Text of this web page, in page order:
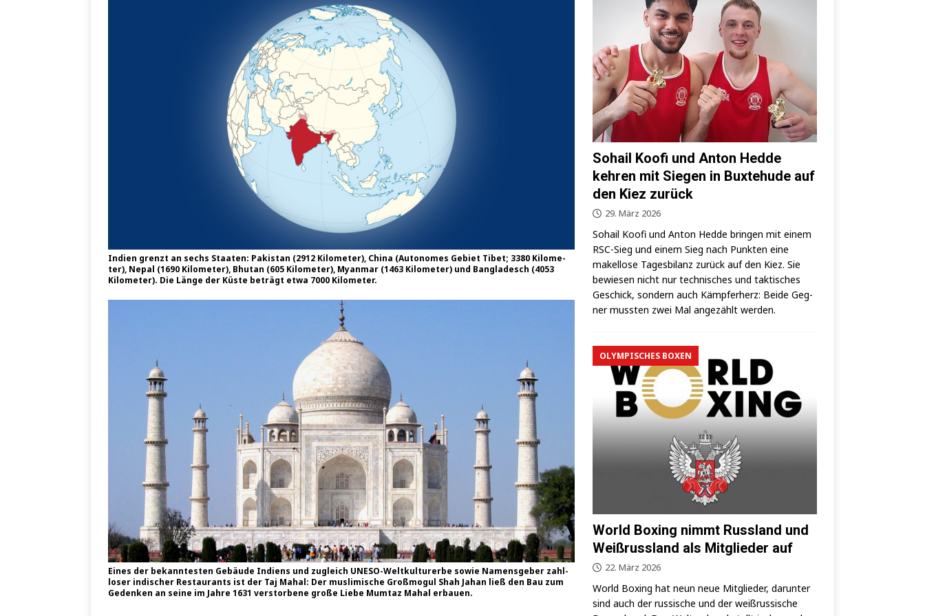
Indi­en grenzt an sechs Staa­ten: Paki­stan (2912 Kilo­me­ter), Chi­na (Auto­no­mes Gebiet Tibet; 3380 Kilo­me­
ter), Nepal (1690 Kilo­me­ter), Bhu­tan (605 Kilo­me­ter), Myan­mar (1463 Kilo­me­ter) und Ban­gla­desch (4053
Kilo­me­ter). Die Län­ge der Küs­te beträgt etwa 7000 Kilometer.
Eines der bekann­tes­ten Gebäu­de Indi­ens und zugleich UNESO-Welt­kul­tur­er­be sowie Namens­ge­ber zahl­
lo­ser indi­scher Restau­rants ist der Taj Mahal: Der mus­li­mi­sche Groß­mo­gul Shah Jahan ließ den Bau zum
Geden­ken an sei­ne im Jah­re 1631 ver­stor­be­ne gro­ße Lie­be Mum­taz Mahal erbauen.
Sohail Koofi und Anton Hedde
kehren mit Siegen in Buxtehude auf
den Kiez zurück
29. März 2026
Sohail Koo­fi und Anton Hed­de brin­gen mit einem
RSC-Sieg und einem Sieg nach Punk­ten eine
makel­lo­se Tages­bi­lanz zurück auf den Kiez. Sie
bewie­sen nicht nur tech­ni­sches und tak­ti­sches
Geschick, son­dern auch Kämp­fer­herz: Bei­de Geg­
ner muss­ten zwei Mal ange­zählt werden.
OLYMPISCHES BOXEN
World Boxing nimmt Russland und
Weißrussland als Mitglieder auf
22. März 2026
World Boxing hat neun neue Mit­glie­der, dar­un­ter
sind auch der rus­si­sche und der weiß­rus­si­sche